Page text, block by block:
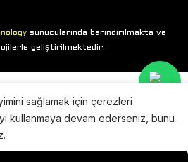
sunucularında barındırılmakta ve
geliştirilmektedir.
sağlamak için çerezleri
kullanmaya devam ederseniz, bunu